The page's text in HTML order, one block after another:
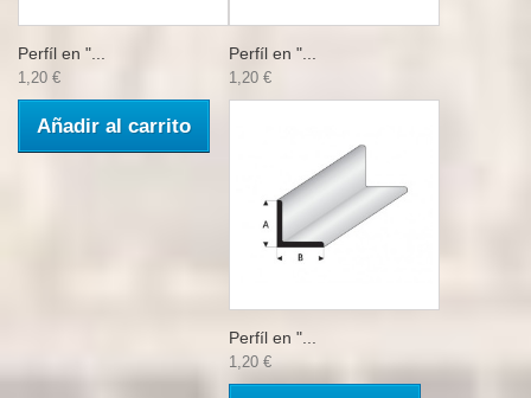
Perfíl en "...
1,20 €
Añadir al carrito
Perfíl en "...
1,20 €
Perfíl en "...
1,20 €